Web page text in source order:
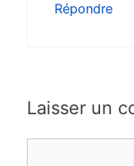
Répondre
Laisser un